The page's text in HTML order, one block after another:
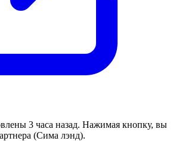
3 часа назад. Нажимая кнопку, вы
(Сима лэнд).